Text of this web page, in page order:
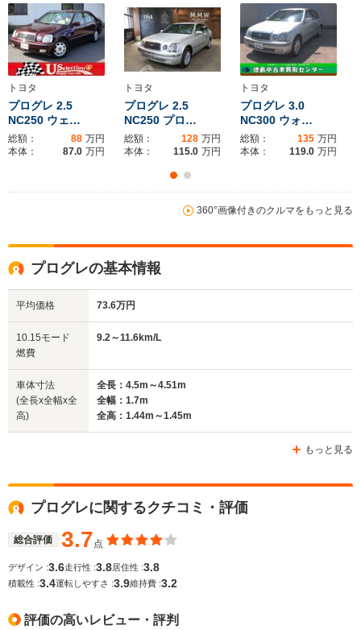
サイズ
(全長x全幅x全高)
燃費
駆動方式
全幅
1.72m
全長
ホイールベース
-m
全幅
1.76m
全長
4.71m～4.72m
ホイールベース
-m
ホイー
トヨタ
プログレ 2.5
NC250 ウェ…
総額： 88 万円
本体：
87.0 万円
トヨタ
プログレ 2.5
NC250 プロ…
総額： 128 万円
本体：
115.0 万円
トヨタ
プログレ 3.0
NC300 ウォ…
総額： 135 万円
本体：
119.0 万円
360°画像付きのクルマをもっと見る
プログレの基本情報
平均価格 73.6万円
10.15モード
燃費
9.2～11.6km/L
車体寸法
(全長x全幅x全
高)
全長：4.5m～4.51m
全幅：1.7m
全高：1.44m～1.45m
もっと見る
プログレに関するクチコミ・評価
総合評価 3.7 点
デザイン :3.6走行性 :3.8居住性 :3.8
積載性 :3.4運転しやすさ :3.9維持費 :3.2
評価の高いレビュー・評判